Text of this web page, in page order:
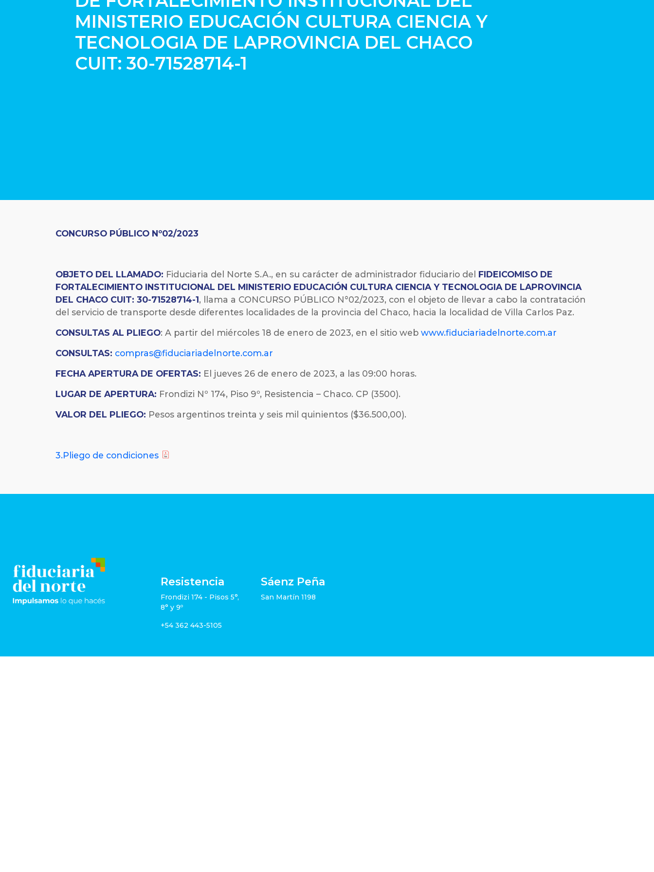
MINISTERIO EDUCACIÓN CULTURA CIENCIA Y
TECNOLOGIA DE LAPROVINCIA DEL CHACO
CUIT: 30-71528714-1
CONCURSO PÚBLICO Nº02/2023
OBJETO DEL LLAMADO: Fiduciaria del Norte S.A., en su carácter de administrador fiduciario del FIDEICOMISO DE
FORTALECIMIENTO INSTITUCIONAL DEL MINISTERIO EDUCACIÓN CULTURA CIENCIA Y TECNOLOGIA DE LAPROVINCIA
DEL CHACO CUIT: 30-71528714-1, llama a CONCURSO PÚBLICO N°02/2023, con el objeto de llevar a cabo la contratación
del servicio de transporte desde diferentes localidades de la provincia del Chaco, hacia la localidad de Villa Carlos Paz.
CONSULTAS AL PLIEGO: A partir del miércoles 18 de enero de 2023, en el sitio web www.fiduciariadelnorte.com.ar
CONSULTAS: compras@fiduciariadelnorte.com.ar
FECHA APERTURA DE OFERTAS: El jueves 26 de enero de 2023, a las 09:00 horas.
LUGAR DE APERTURA: Frondizi Nº 174, Piso 9º, Resistencia – Chaco. CP (3500).
VALOR DEL PLIEGO: Pesos argentinos treinta y seis mil quinientos ($36.500,00).
3.Pliego de condiciones
Resistencia
Frondizi 174 - Pisos 5°,
8° y 9º
+54 362 443-5105
Sáenz Peña
San Martín 1198